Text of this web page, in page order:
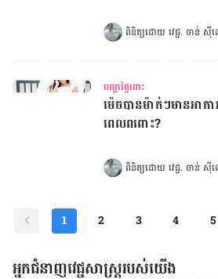
ពិនិត្យដោយ វេជ្ជ. ចាន់
បញ្ហាផ្ទៃពោះ
ម៉េចបានម៉ាក់ៗមានអាក
ពេលពពោះ?
ពិនិត្យដោយ វេជ្ជ. ចាន់
1 2 3 4 5
អ្នកជំនាញវេជ្ជសាស្ត្ររបស់យើង